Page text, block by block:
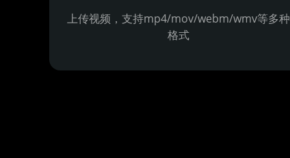
上传视频，支持mp4/mov/webm/wmv等多种
格式